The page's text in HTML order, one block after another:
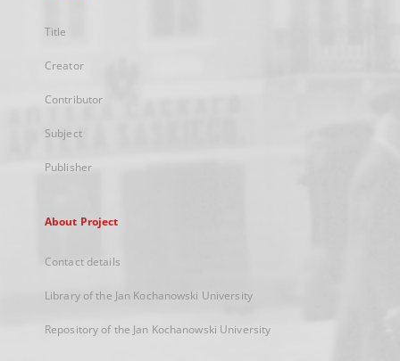
Title
Creator
Contributor
Subject
Publisher
About Project
Contact details
Library of the Jan Kochanowski University
Repository of the Jan Kochanowski University